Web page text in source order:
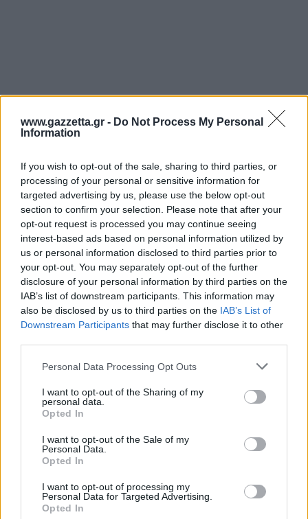
www.gazzetta.gr - Do Not Process My Personal
Information
If you wish to opt-out of the sale, sharing to third parties, or
processing of your personal or sensitive information for
targeted advertising by us, please use the below opt-out
section to confirm your selection. Please note that after your
opt-out request is processed you may continue seeing
interest-based ads based on personal information utilized by
us or personal information disclosed to third parties prior to
your opt-out. You may separately opt-out of the further
disclosure of your personal information by third parties on the
IAB’s list of downstream participants. This information may
also be disclosed by us to third parties on the IAB’s List of
Downstream Participants that may further disclose it to other
Please note that this website/app uses one or more Google
not limited to your visit or usage behaviour. You may click to
grant or deny consent to Google and its third-party tags to
use your data for below specified purposes in below Google
consent section.
Personal Data Processing Opt Outs
I want to opt-out of the Sharing of my
personal data.
Opted In
I want to opt-out of the Sale of my
Personal Data.
Opted In
I want to opt-out of processing my
Personal Data for Targeted Advertising.
Opted In
«Αυτό το πράγμα πρέπει να σταματήσει. Δεν είναι
ότι κλέβουν εμένα, αυτό πρέπει να
συνειδητοποιήσουμε όλοι. Στο λογαριασμό των
17.863 ευρώ, έχει μια επιδότηση από το κράτος
3.844 ευρώ, που έχει πάρει ο πάροχος από το
κράτος. Το κράτος έχει πληρώσει επιπλέον για
αυτό το πράγμα. Δεν είναι ότι καλούμαι να
πληρώσω μόνο εγώ».
* Κεντρική φωτογραφία αρχείου
Δύο συλλήψεις για τις φωτιές σε Σκύρο και Λακωνία: Από
γεννήτρια και ψησταριά ξεκίνησαν οι πυρκαγιές
Υπόθεση Marfin: Στην Ελλάδα απόψε η 46χρονη
κατηγορούμενη για τον εμπρησμό – Αύριο ενώπιον